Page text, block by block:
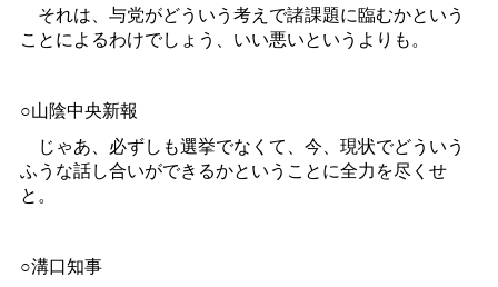
それは、与党がどういう考えで諸課題に臨むかという
ことによるわけでしょう、いい悪いというよりも。
○山陰中央新報
じゃあ、必ずしも選挙でなくて、今、現状でどういう
ふうな話し合いができるかということに全力を尽くせ
と。
○溝口知事